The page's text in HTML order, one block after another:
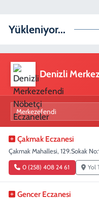
Yükleniyor...
Denizli
Çakmak Eczanesi
Çakmak Mahallesi, 129.Sokak
0 (258) 408 24 61 Yol
Gencer Eczanesi